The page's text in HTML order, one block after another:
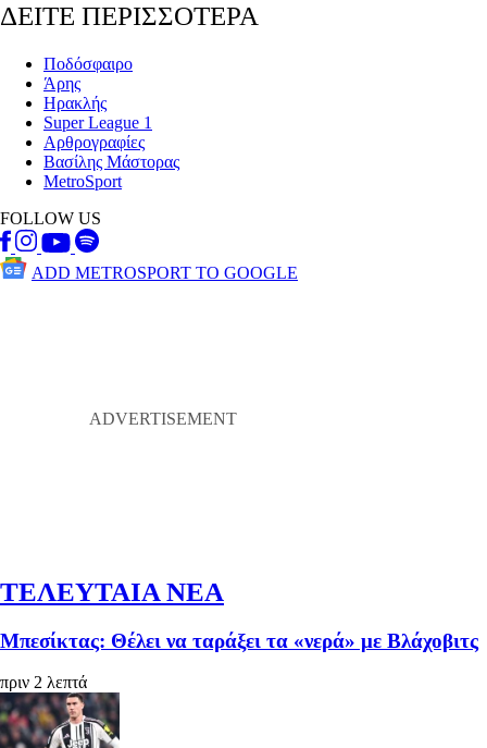
ΔΕΙΤΕ ΠΕΡΙΣΣΟΤΕΡΑ
Ποδόσφαιρο
Άρης
Ηρακλής
Super League 1
Αρθρογραφίες
Βασίλης Μάστορας
MetroSport
FOLLOW US
ADD METROSPORT TO GOOGLE
ΤΕΛΕΥΤΑΙΑ ΝΕΑ
Μπεσίκτας: Θέλει να ταράξει τα «νερά» με Βλάχοβιτς
πριν 2 λεπτά